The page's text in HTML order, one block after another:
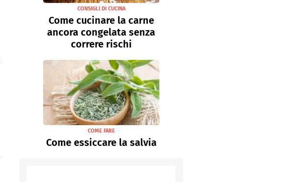
CONSIGLI DI CUCINA
Come cucinare la carne
ancora congelata senza
correre rischi
COME FARE
Come essiccare la salvia